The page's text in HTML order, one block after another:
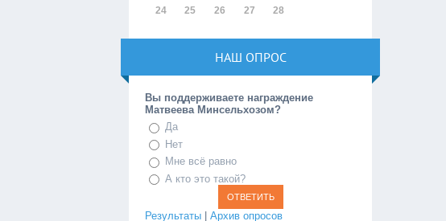
24 25 26 27 28
НАШ ОПРОС
Вы поддерживаете награждение
Матвеева Минсельхозом?
Да
Нет
Мне всё равно
А кто это такой?
Результаты |Архив опросов